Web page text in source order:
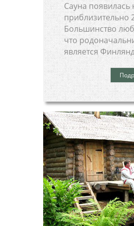
Сауна появилась
приблизительно
Большинство
что
является